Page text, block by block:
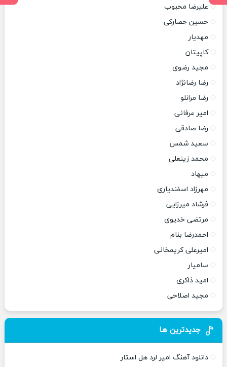
علیرضا محبوب
حسین حصارکی
مهدیار
کاپیتان
مجید رضوی
رضا رضانژاد
رضا مرانلو
امیر عرفانی
رضا صادقی
سعید شمس
محمد زینعلی
میهاد
مهرزاد اسفندیاری
فرشاد میرزایی
مرتضی خدیوی
احمدرضا بنام
امیرعلی کریمخانی
سامیار
امید ذاکری
مجید اصلاحی
جدیدترین ها
دانلود آهنگ امیر لرد هل استار